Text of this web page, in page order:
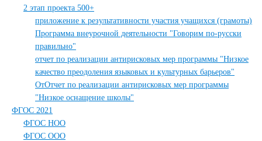
2 этап проекта 500+
приложение к результативности участия учащихся (грамоты)
Программа внеурочной деятельности "Говорим по-русски
правильно"
отчет по реализации антирисковых мер программы "Низкое
качество преодоления языковых и культурных барьеров"
ОтОтчет по реализации антирисковых мер программы
"Низкое оснащение школы"
ФГОС 2021
ФГОС НОО
ФГОС ООО